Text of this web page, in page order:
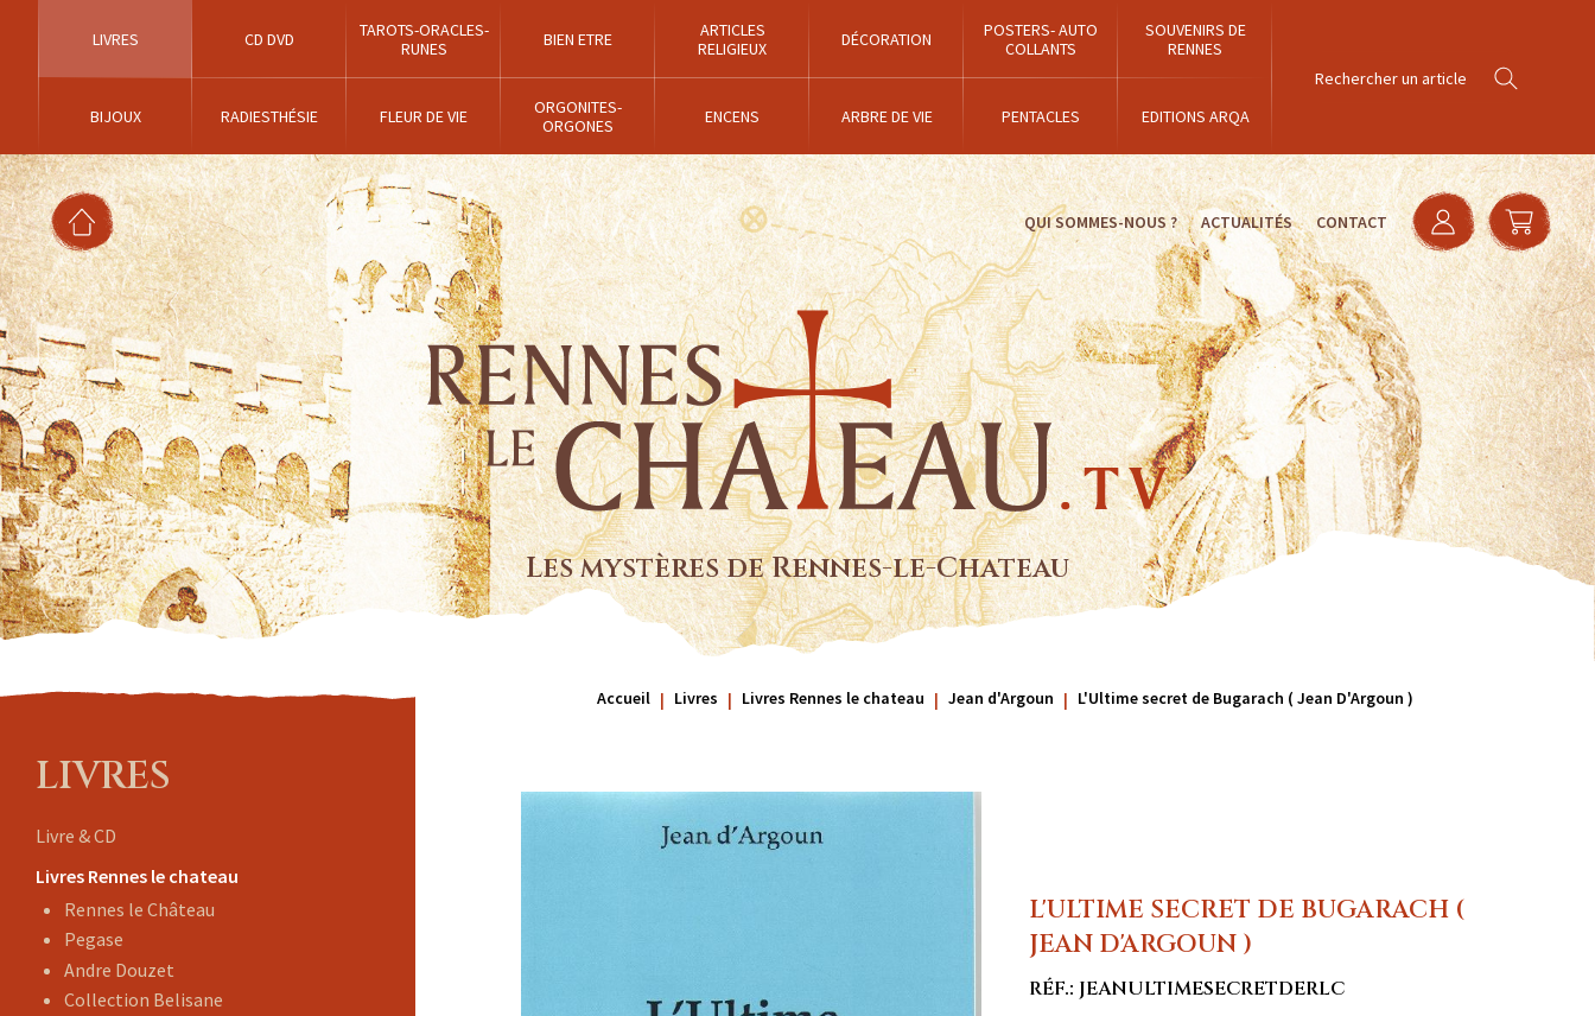
LIVRES CD DVD
TAROTS-ORACLES-
RUNES
BIEN ETRE
ARTICLES
RELIGIEUX
DÉCORATION
POSTERS- AUTO
COLLANTS
SOUVENIRS DE
RENNES
BIJOUX RADIESTHÉSIE FLEUR DE VIE
ORGONITES-
ORGONES
ENCENS ARBRE DE VIE PENTACLES EDITIONS ARQA
QUI SOMMES-NOUS ? ACTUALITÉS CONTACT
Les mystères de Rennes-le-Chateau
LIVRES
Livre & CD
Livres Rennes le chateau
Rennes le Château
Pegase
Andre Douzet
Collection Belisane
Accueil Livres Livres Rennes le chateau Jean d'Argoun L'Ultime secret de Bugarach ( Jean D'Argoun )
L'ULTIME SECRET DE BUGARACH (
JEAN D'ARGOUN )
RÉF.: JEANULTIMESECRETDERLC